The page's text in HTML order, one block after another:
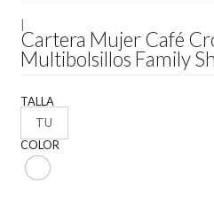
Cartera Mujer Café
Multibolsillos Family
TALLA
TU
COLOR